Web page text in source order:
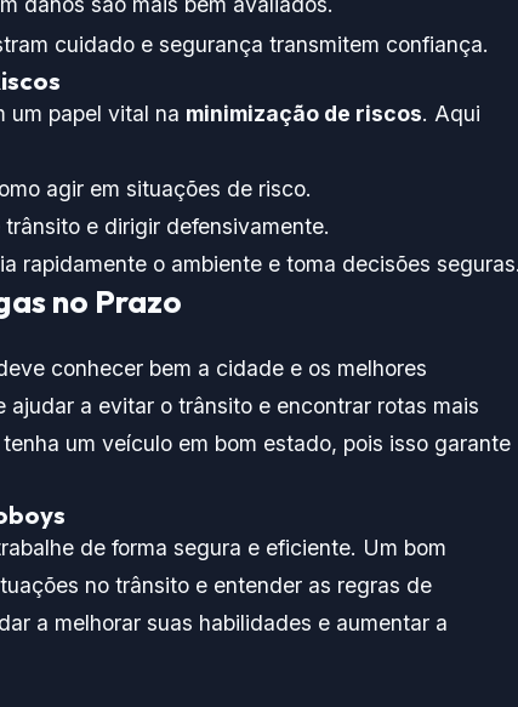
cuidado e segurança transmitem confiança.
um papel vital na minimização de riscos. Aqui
agir em situações de risco.
e dirigir defensivamente.
rapidamente o ambiente e toma decisões
no Prazo
conhecer bem a cidade e os melhores
ajudar a evitar o trânsito e encontrar rotas mais
um veículo em bom estado, pois isso garante
de forma segura e eficiente. Um bom
no trânsito e entender as regras de
a melhorar suas habilidades e aumentar a